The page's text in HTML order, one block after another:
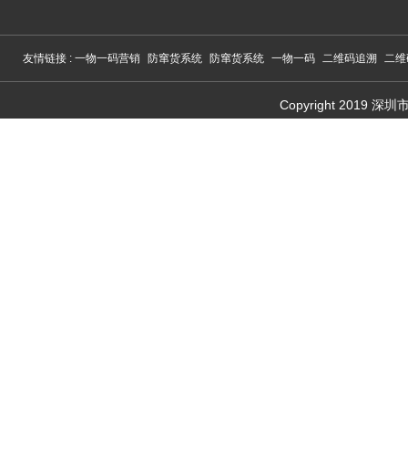
友情链接 : 一物一码营销 防窜货系统 防窜货系统 一物一码 二维码追溯 二
Copyright 2019 深圳